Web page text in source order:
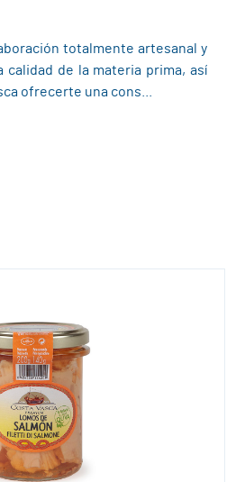
totalmente artesanal y
calidad de la materia prima, así
ofrecerte una cons...